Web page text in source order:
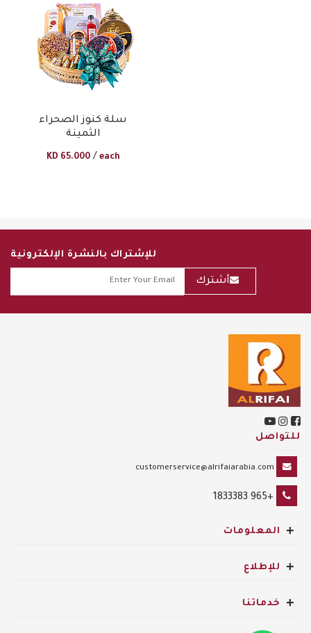
سلة كنوز الصحراء
الثمينة
KD 65.000 / each
للإشتراك بالنشرة الإلكترونية
أشترك
للتواصل
customerservice@alrifaiarabia.com
+965 1833383
المعلومات +
للإطلاع +
خدماتنا +